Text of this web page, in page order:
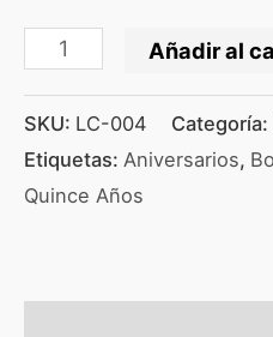
Añadir al
SKU: LC-004 Categoría:
Etiquetas: Aniversarios,
Quince Años